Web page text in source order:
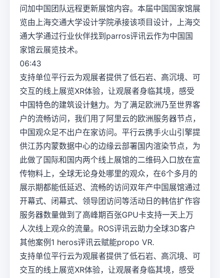
问加中国团队远程更新展馆内容。本届中国国家馆展
览由上海交通大学设计学院承接该项目设计，上海交
通大学通过行业伙伴找到parros评讯云作为中国国
家馆云展览技术。
06:43
支持单位平行云为观展者提供了低石岩、高沉境、可
交互的线上展览XR体验，让观展者身临其境，感受
中国特色的建筑设计魅力。为了满足欧洲乃至世界客
户的流畅访问，我们用了阿里云的欧洲服务器节点，
中国观众足不出户在家访问。平行云携手火山引擎提
供江苏内蒙数据中心的边缘云部署国内渲染节点，为
此做了国际和国内两个线上展馆的二维码入口放在宣
传物料上，全球无论身处哪里的观众，在6个多月的
展示期都能低延迟、流畅的访问双年产中国展馆通过
开幕式、闭幕式、领导团访问等活动日的韩信扩作容
服务器数量做到了高峰期百张GPU卡支持一天上万
人次线上观众的流量。ROS评讯云助力全球3D客户
其他案例1 heros评讯云赋能propo VR.
支持单位平行云为观展者提供了低石岩、高沉境、可
交互的线上展览XR体验，让观展者身临其境，感受